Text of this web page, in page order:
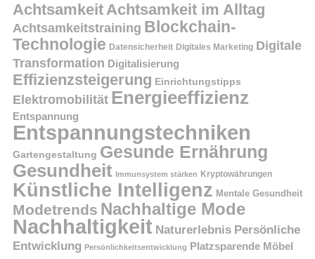
AchtsamkeitAchtsamkeit im Alltag
Achtsamkeitstraining Blockchain-
Technologie Datensicherheit Digitales Marketing Digitale
Transformation Digitalisierung
Effizienzsteigerung Einrichtungstipps
Elektromobilität Energieeffizienz
Entspannung
Entspannungstechniken
Gartengestaltung Gesunde Ernährung
Gesundheit Immunsystem stärken Kryptowährungen
Künstliche Intelligenz Mentale Gesundheit
Modetrends Nachhaltige Mode
Nachhaltigkeit Naturerlebnis Persönliche
Entwicklung Persönlichkeitsentwicklung Platzsparende Möbel